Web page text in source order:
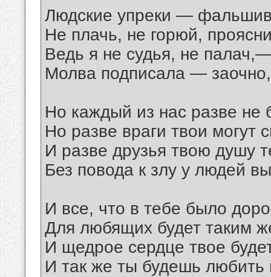
Людские упреки —
Не плачь, не горюй,
Ведь я не судья, не
Молва подписала —
Но каждый из нас разве не
Но разве враги твои могут
И разве друзья твою душу
Без повода к злу у людей
И все, что в тебе было
Для любящих будет таким
И щедрое сердце твое
И так же ты будешь любить